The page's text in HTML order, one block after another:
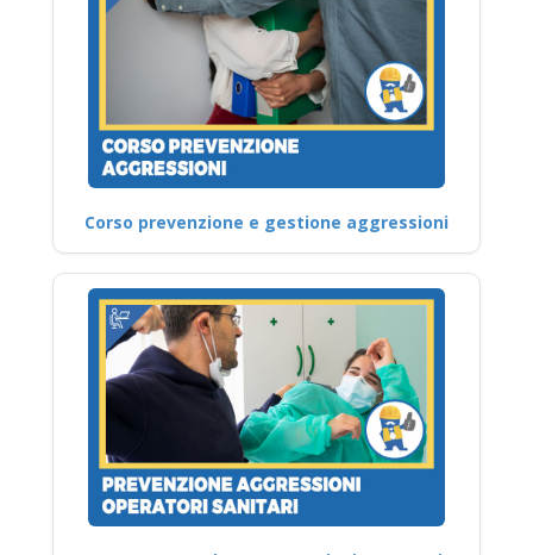
Corso prevenzione e gestione aggressioni